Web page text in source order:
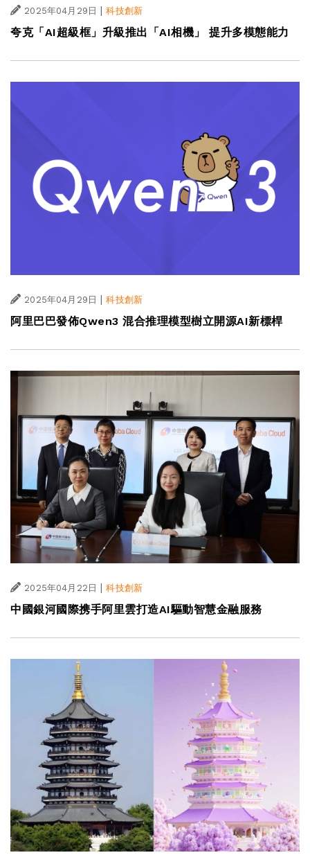
2025年04月29日 | 科技創新
夸克「AI超級框」升級推出「AI相機」 提升多模態能力
2025年04月29日 | 科技創新
阿里巴巴發佈Qwen3 混合推理模型樹立開源AI新標桿
2025年04月22日 | 科技創新
中國銀河國際携手阿里雲打造AI驅動智慧金融服務